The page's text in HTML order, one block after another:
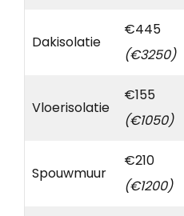
Dakisolatie
€445
(€3250)
Vloerisolatie
€155
(€1050)
Spouwmuur
€210
(€1200)